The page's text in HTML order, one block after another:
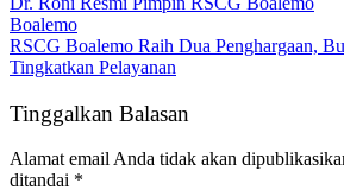
Boalemo
RSCG Boalemo Raih Dua Penghargaan,
Tingkatkan Pelayanan
Tinggalkan Balasan
Alamat email Anda tidak akan
ditandai *